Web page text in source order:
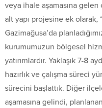
veya ihale aşamasına
alt yapı projesine ek
Gazimağusa’da
kurumumuzun bölgesel
yatırımlardır. Yaklaşık 7-8
hazırlık ve çalışma süreci
sürecini başlattık. Diğer
aşamasına gelindi,